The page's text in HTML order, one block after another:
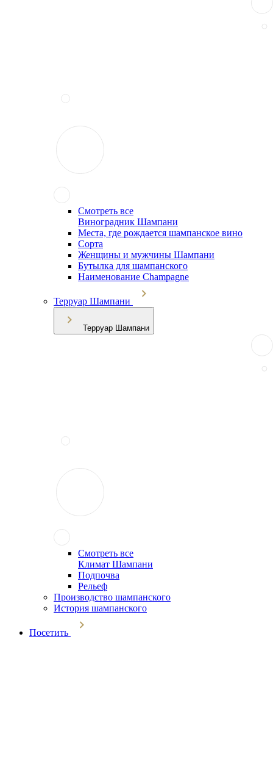
Смотреть все
Виноградник Шампани
Места, где рождается шампанское вино
Сорта
Женщины и мужчины Шампани
Бутылка для шампанского
Наименование Champagne
Терруар Шампани
Терруар Шампани
Смотреть все
Климат Шампани
Подпочва
Рельеф
Производство шампанского
История шампанского
Посетить